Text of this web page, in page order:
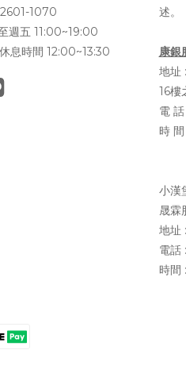
1070
週五 11:00~19:00
間 12:00~13:30
述。
康銀
地址 :
16樓
電
時
中
小漢
晟霖
地址 :
電
時間
中